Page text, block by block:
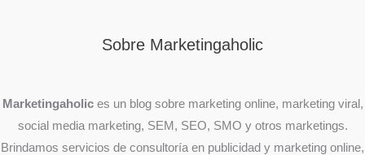
Sobre Marketingaholic
Marketingaholices un blog sobre marketing online, marketing viral,
social media marketing, SEM, SEO, SMO y otros marketings.
Brindamos servicios de consultoría en publicidad y marketing online,